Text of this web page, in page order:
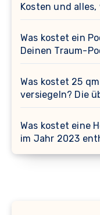
Kosten und alles,
Was kostet ein
Deinen Traum-
Was kostet 25
versiegeln? Die
Was kostet eine
im Jahr 2023